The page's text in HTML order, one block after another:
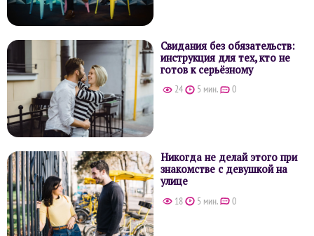
Свидания без обязательств:
инструкция для тех, кто не
готов к серьёзному
24 5 мин. 0
Никогда не делай этого при
знакомстве с девушкой на
улице
18 5 мин. 0